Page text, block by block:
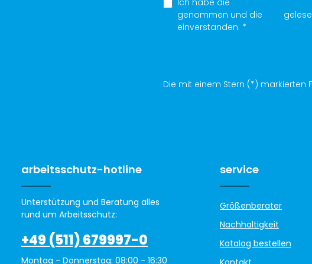
genommen und die
einverstanden. *
Die mit einem Stern (*) markierten
arbeitsschutz-hotline
Unterstützung und Beratung alles
rund um Arbeitsschutz:
+49 (511) 679997-0
Montag - Donnerstag: 08:00 - 16:30
service
Größenberater
Nachhaltigkeit
Katalog bestellen